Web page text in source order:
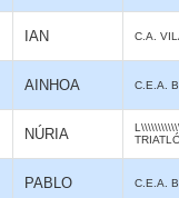
IAN C.A.
AINHOA C.E.A.
NÚRIA
PABLO C.E.A.